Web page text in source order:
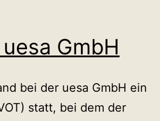
uesa GmbH
bei der uesa GmbH ein
statt, bei dem der